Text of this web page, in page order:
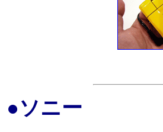
●ソニー